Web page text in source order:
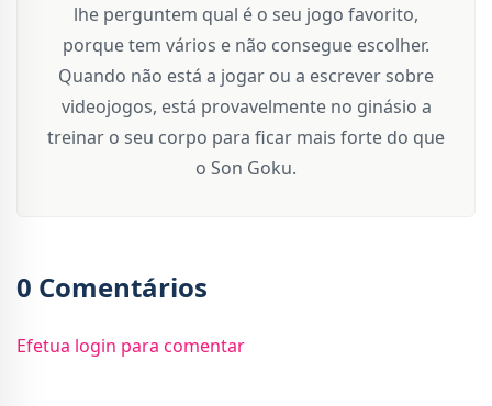
lhe perguntem qual é o seu jogo favorito,
porque tem vários e não consegue escolher.
Quando não está a jogar ou a escrever sobre
videojogos, está provavelmente no ginásio a
treinar o seu corpo para ficar mais forte do que
o Son Goku.
0 Comentários
Efetua login para comentar